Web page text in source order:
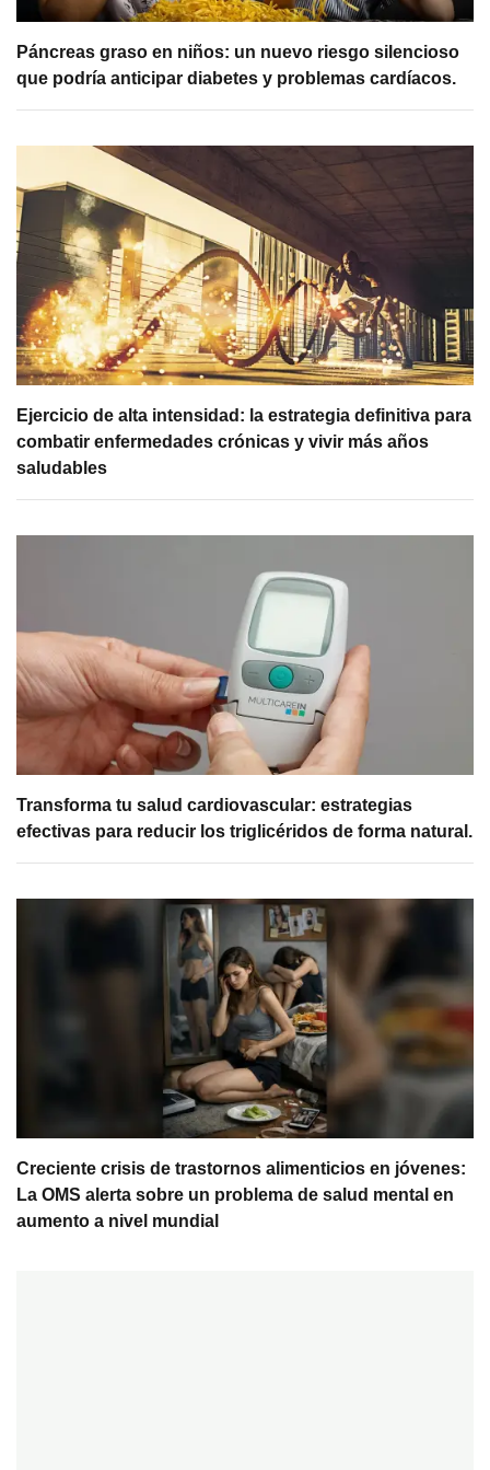
Páncreas graso en niños: un nuevo riesgo silencioso
que podría anticipar diabetes y problemas cardíacos.
Ejercicio de alta intensidad: la estrategia definitiva para
combatir enfermedades crónicas y vivir más años
saludables
Transforma tu salud cardiovascular: estrategias
efectivas para reducir los triglicéridos de forma natural.
Creciente crisis de trastornos alimenticios en jóvenes:
La OMS alerta sobre un problema de salud mental en
aumento a nivel mundial